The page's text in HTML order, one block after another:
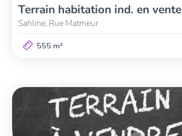
Terrain habitation ind. en vente
Sahline, Rue Matmeur
555 m²